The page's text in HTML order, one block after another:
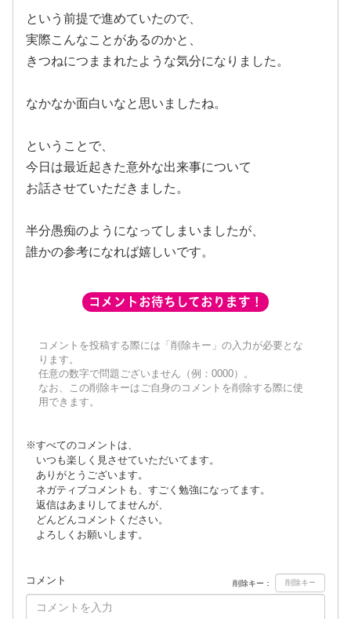
という前提で進めていたので、
実際こんなことがあるのかと、
きつねにつままれたような気分になりました。
なかなか面白いなと思いましたね。
ということで、
今日は最近起きた意外な出来事について
お話させていただきました。
半分愚痴のようになってしまいましたが、
誰かの参考になれば嬉しいです。
コメントお待ちしております！
コメントを投稿する際には「削除キー」の入力が必要とな
ります。
任意の数字で問題ございません（例：0000）。
なお、この削除キーはご自身のコメントを削除する際に使
用できます。
※すべてのコメントは、
いつも楽しく見させていただいてます。
ありがとうございます。
ネガティブコメントも、すごく勉強になってます。
返信はあまりしてませんが、
どんどんコメントください。
よろしくお願いします。
コメント 削除キー：